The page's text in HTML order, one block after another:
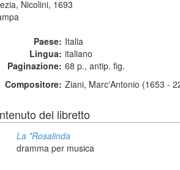
Nicolini, 1693
Paese: Italia
Lingua: italiano
Paginazione: 68 p., antip. fig.
Compositore: Ziani, Marc'Antonio (1653 -
del libretto
La *Rosalinda
dramma per musica